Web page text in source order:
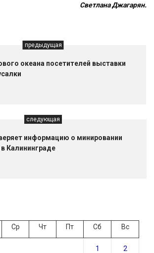
Светлана Джагарян.
предыдущая
океана посетителей выставки
следующая
информацию о минировании
Калининграде
Ср Чт Пт Сб Вс
1 2